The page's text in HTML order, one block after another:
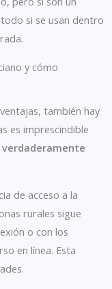
si se usan dentro
y cómo
también hay
es imprescindible
verdaderamente
de acceso a la
rurales sigue
o con los
en línea. Esta